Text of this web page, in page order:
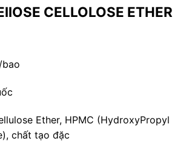
CELLOLOSE ETHER
Ether, HPMC (HydroxyPropyl
chất tạo đặc